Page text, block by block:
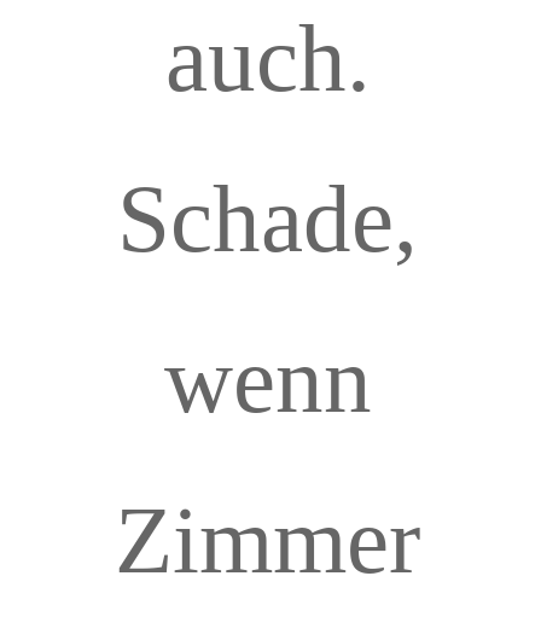
auch.
Schade,
wenn
Zimmer